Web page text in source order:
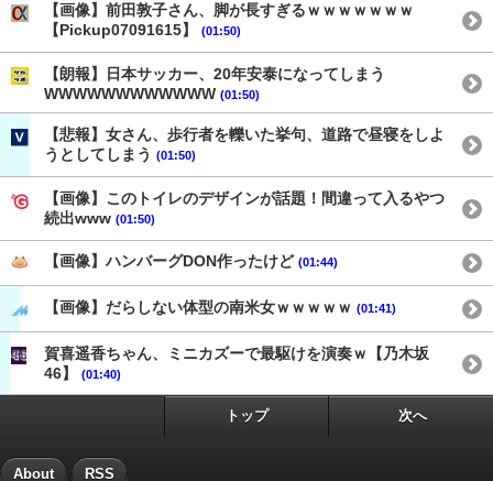
【画像】前田敦子さん、脚が長すぎるｗｗｗｗｗｗｗ
【Pickup07091615】
(01:50)
【朗報】日本サッカー、20年安泰になってしまう
WWWWWWWWWWWW (01:50)
【悲報】女さん、歩行者を轢いた挙句、道路で昼寝をしよ
うとしてしまう (01:50)
【画像】このトイレのデザインが話題！間違って入るやつ
続出www (01:50)
【画像】ハンバーグDON作ったけど (01:44)
【画像】だらしない体型の南米女ｗｗｗｗｗ (01:41)
賀喜遥香ちゃん、ミニカズーで最駆けを演奏ｗ【乃木坂
46】
(01:40)
トップ 次へ
About RSS